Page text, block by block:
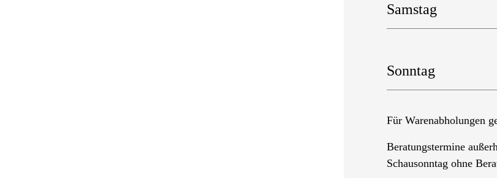
Samstag
Sonntag
Für Warenabholungen
Beratungstermine
Schausonntag ohne